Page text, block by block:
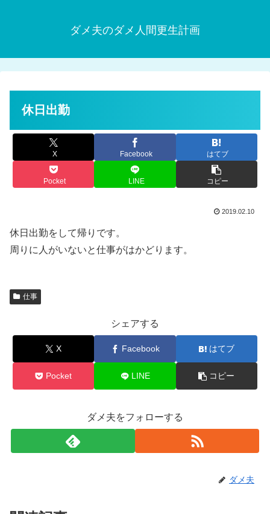
ダメ夫のダメ人間更生計画
休日出勤
X Facebook はてブ
Pocket LINE コピー
2019.02.10
休日出勤をして帰りです。
周りに人がいないと仕事がはかどります。
仕事
シェアする
X Facebook はてブ
Pocket LINE コピー
ダメ夫をフォローする
ダメ夫